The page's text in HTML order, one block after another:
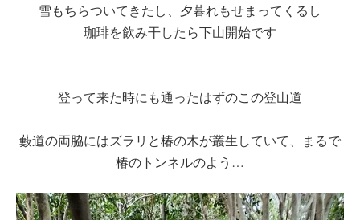
雪もちらついてきたし、夕暮れもせまってくるし
珈琲を飲み干したら下山開始です
登って来た時にも通ったはずのこの登山道
藪道の両脇にはズラリと椿の木が叢生していて、まるで
椿のトンネルのよう…